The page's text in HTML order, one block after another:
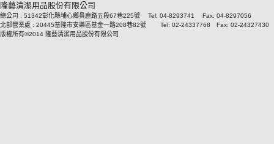
隆藝清潔用品股份有限公司
總公司 : 51342彰化縣埔心鄉員鹿路五段67巷225號 Tel: 04-8293741 Fax: 04-8297056
北部營業處 : 20445基隆市安樂區基金一路208巷82號 Tel: 02-24337768 Fax: 02-24327430
版權所有©2014 隆藝清潔用品股份有限公司